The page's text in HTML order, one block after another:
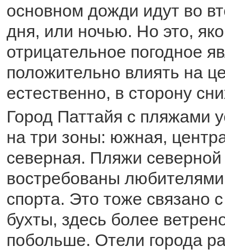
основном дожди идут во
дня, или ночью. Но это,
отрицательное погодное
положительно влиять на
естественно, в сторону
Город Паттайя с пляжами
на три зоны: южная,
северная. Пляжи
востребованы
спорта. Это тоже связано
бухты, здесь более
побольше. Отели города